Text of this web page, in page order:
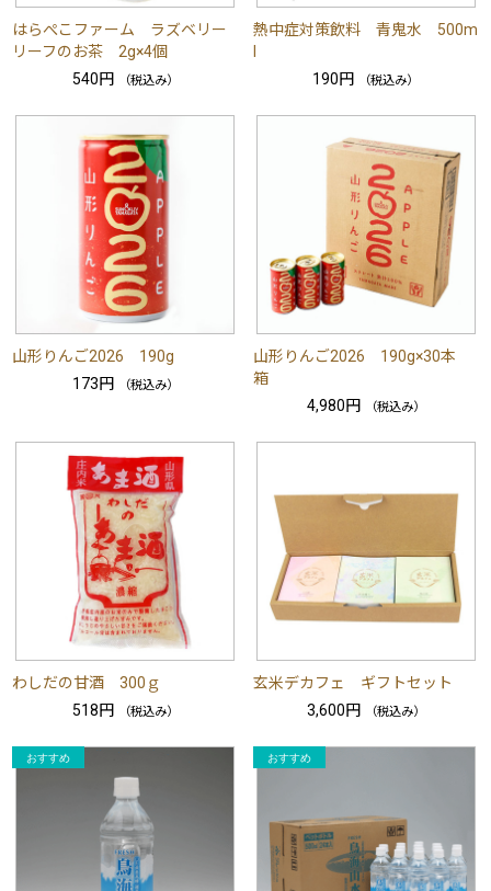
はらぺこファーム ラズベリー
リーフのお茶 2g×4個
540円
（税込み）
熱中症対策飲料 青鬼水 500m
190円
（税込み）
山形りんご2026 190g
173円
（税込み）
山形りんご2026 190g×30本
箱
4,980円
（税込み）
わしだの甘酒 300ｇ
518円
（税込み）
玄米デカフェ ギフトセット
3,600円
（税込み）